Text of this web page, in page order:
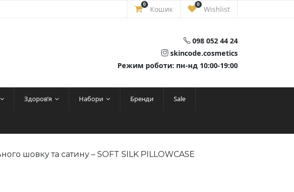
0
Кошик
0
Wishlist
098 052 44 24
skincode.cosmetics
Режим роботи: пн-нд 10:00-19:00
Здоров’я Набори Бренди Sale
шовку та сатину – SOFT SILK PILLOWCASE